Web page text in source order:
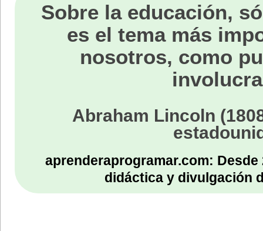
Sobre la educación,
es el tema más
nosotros, como
Abraham Lincoln
aprenderaprogramar.com:
didáctica y divulgación